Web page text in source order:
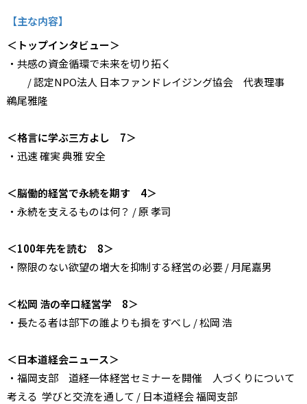
【主な内容】
＜トップインタビュー＞
・共感の資金循環で未来を切り拓く
/ 認定NPO法人 日本ファンドレイジング協会 代表理事
鵜尾雅隆
＜格言に学ぶ三方よし 7＞
・迅速 確実 典雅 安全
＜脳働的経営で永続を期す 4＞
・永続を支えるものは何？ / 原 孝司
＜100年先を読む 8＞
・際限のない欲望の増大を抑制する経営の必要 / 月尾嘉男
＜松岡 浩の辛口経営学 8＞
・長たる者は部下の誰よりも損をすべし / 松岡 浩
＜日本道経会ニュース＞
・福岡支部 道経一体経営セミナーを開催 人づくりについて
考える ―― 学びと交流を通して / 日本道経会 福岡支部